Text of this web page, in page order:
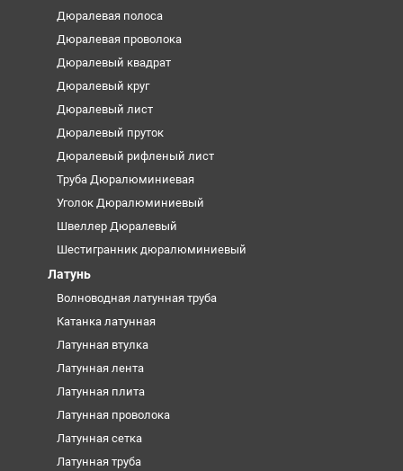
Дюралевая полоса
Дюралевая проволока
Дюралевый квадрат
Дюралевый круг
Дюралевый лист
Дюралевый пруток
Дюралевый рифленый лист
Труба Дюралюминиевая
Уголок Дюралюминиевый
Швеллер Дюралевый
Шестигранник дюралюминиевый
Латунь
Волноводная латунная труба
Катанка латунная
Латунная втулка
Латунная лента
Латунная плита
Латунная проволока
Латунная сетка
Латунная труба